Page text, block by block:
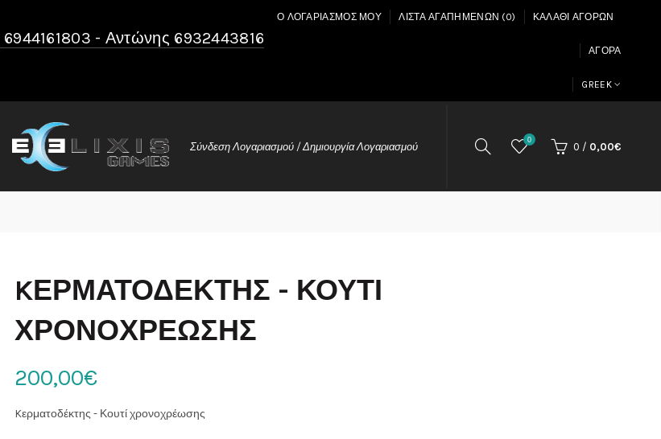
- Αντώνης 6932443816
Ο ΛΟΓΑΡΙΑΣΜΌΣ ΜΟΥ ΛΊΣΤΑ ΑΓΑΠΗΜΈΝΩΝ (0) ΚΑΛΆΘΙ ΑΓΟΡΏΝ
ΑΓΟΡΆ
GREEK
Σύνδεση Λογαριασμού / Δημιουργία Λογαριασμού
0
0 / 0,00€
KΕΡΜΑΤΟΔΈΚΤΗΣ - ΚΟΥΤΊ
ΧΡΟΝΟΧΡΈΩΣΗΣ
200,00€
Kερματοδέκτης - Κουτί χρονοχρέωσης